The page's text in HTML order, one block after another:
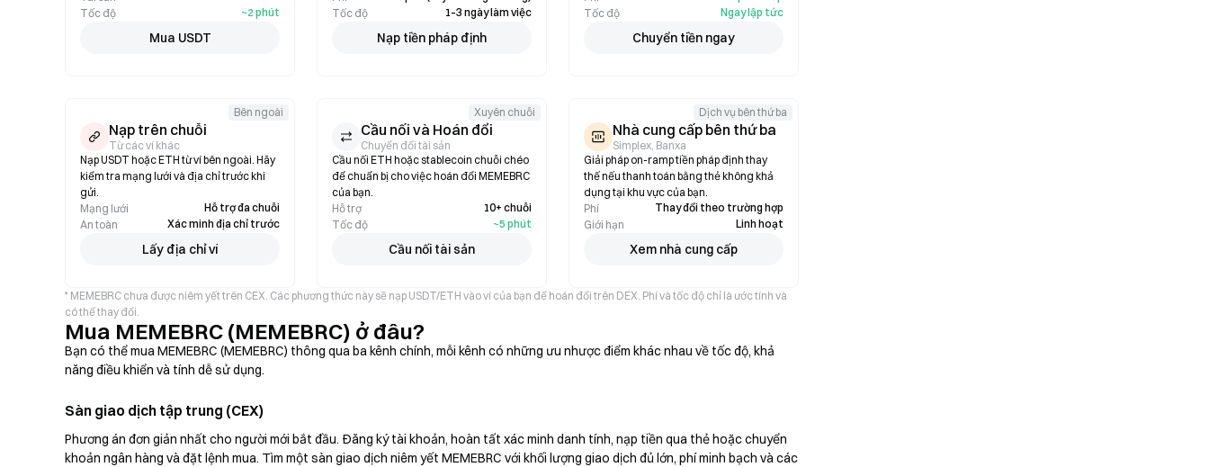
Tốc độ
~2 phút
Mua USDT
Tốc độ
1–3 ngày làm việc
Nạp tiền pháp định
Tốc độ
Ngay lập tức
Chuyển tiền ngay
Bên ngoài
Nạp trên chuỗi
Từ các ví khác
Nạp USDT hoặc ETH từ ví bên ngoài. Hãy
kiểm tra mạng lưới và địa chỉ trước khi
gửi.
Mạng lưới
Hỗ trợ đa chuỗi
An toàn
Xác minh địa chỉ trước
Lấy địa chỉ ví
Xuyên chuỗi
Cầu nối và Hoán đổi
Chuyển đổi tài sản
Cầu nối ETH hoặc stablecoin chuỗi chéo
để chuẩn bị cho việc hoán đổi MEMEBRC
của bạn.
Hỗ trợ
10+ chuỗi
Tốc độ
~5 phút
Cầu nối tài sản
Dịch vụ bên thứ ba
Nhà cung cấp bên thứ ba
Simplex, Banxa
Giải pháp on-ramp tiền pháp định thay
thế nếu thanh toán bằng thẻ không khả
dụng tại khu vực của bạn.
Phí
Thay đổi theo trường hợp
Giới hạn
Linh hoạt
Xem nhà cung cấp
* MEMEBRC chưa được niêm yết trên CEX. Các phương thức này sẽ nạp USDT/ETH vào ví của bạn để hoán đổi trên DEX. Phí và tốc độ chỉ là ước tính và
có thể thay đổi.
Mua MEMEBRC (MEMEBRC) ở đâu?
Bạn có thể mua MEMEBRC (MEMEBRC) thông qua ba kênh chính, mỗi kênh có những ưu nhược điểm khác nhau về tốc độ, khả
năng điều khiển và tính dễ sử dụng.
Sàn giao dịch tập trung (CEX)
Phương án đơn giản nhất cho người mới bắt đầu. Đăng ký tài khoản, hoàn tất xác minh danh tính, nạp tiền qua thẻ hoặc chuyển
khoản ngân hàng và đặt lệnh mua. Tìm một sàn giao dịch niêm yết MEMEBRC với khối lượng giao dịch đủ lớn, phí minh bạch và các